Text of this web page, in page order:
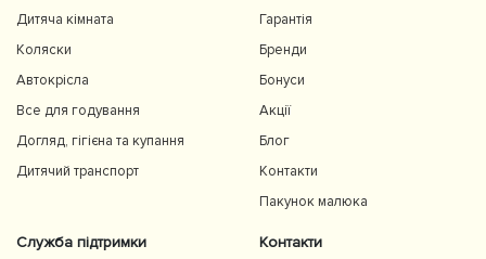
Дитяча кімната
Коляски
Автокрісла
Все для годування
Догляд, гігієна та купання
Дитячий транспорт
Гарантія
Бренди
Бонуси
Акції
Блог
Контакти
Пакунок малюка
Служба підтримки Контакти